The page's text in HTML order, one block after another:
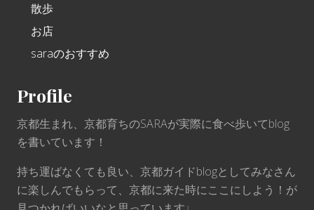
散歩
お店
saraのおすすめ
Profile
京都生まれ、京都育ちのSARAが実際に食べ歩いてblog
を書いています！
持ち運ばなくても良い、京都ガイドblogとしてみなさん
に楽しんでもらって、京都に来た時にここにしよう！が